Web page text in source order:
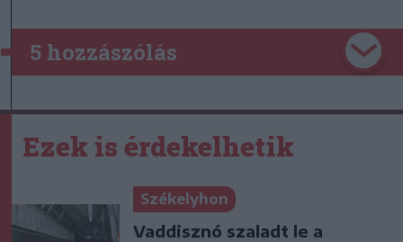
5 hozzászólás
Ezek is érdekelhetik
Székelyhon
Vaddisznó szaladt le a